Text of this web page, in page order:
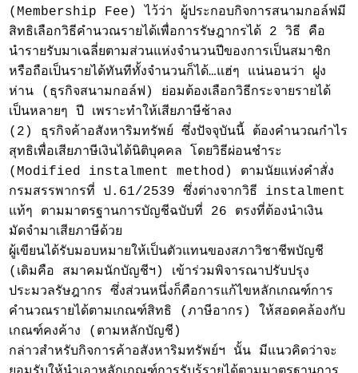
(Membership Fee) ไว้ว่า ผู้ประกอบกิจการสนามกอล์ฟมี
สิทธิเลือกวิธีคำนวณรายได้เพื่อการรัษฎากรได้ 2 วิธี คือ
นำรายรับมาเฉลี่ยตามส่วนแห่งจำนวนปีของการเป็นสมาชิก
หรือถือเป็นรายได้ทันทีทั้งจำนวนก็ได้…แฮ่ๆ แน่นอนว่า ฝูง
ห่าน (ธุรกิจสนามกอล์ฟ) ย่อมต้องเลือกวิธีกระจายรายได้
เป็นหลายๆ ปี เพราะทำให้เสียภาษีช้าลง
(2) ธุรกิจค้าอสังหาริมทรัพย์ ซึ่งปัจจุบันนี้ ต้องคำนวณกำไร
สุทธิเพื่อเสียภาษีเงินได้นิติบุคคล โดยวิธีผ่อนชำระ
(Modified instalment method) ตามนัยแห่งคำสั่ง
กรมสรรพากรที่ ป.61/2539 ซึ่งต่างจากวิธี instalment
แท้ๆ ตามมาตรฐานการบัญชีฉบับที่ 26 ตรงที่ต้องนำเงิน
มัดจำมาเสียภาษีด้วย
ผู้เขียนได้รับมอบหมายให้เป็นตัวแทนของสภาวิชาชีพบัญชี
(เดิมคือ สมาคมนักบัญชีฯ) เข้าร่วมพิจารณาปรับปรุง
ประมวลรัษฎากร ซึ่งส่วนหนึ่งก็คือการแก้ไขหลักเกณฑ์การ
คำนวณรายได้ตามเกณฑ์สิทธิ (ภาษีอากร) ให้สอดคล้องกับ
เกณฑ์คงค้าง (ตามหลักบัญชี)
กล่าวสำหรับกิจการค้าอสังหาริมทรัพย์ฯ นั้น มีแนวคิดว่าจะ